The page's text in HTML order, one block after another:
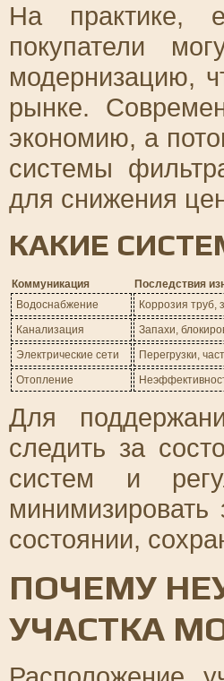
На практике,
покупатели
модернизацию,
рынке.
экономию, а
системы
для снижения
КАКИЕ
Коммуникация
Последствия
Водоснабжение
Коррозия труб,
Канализация
Запахи,
Электрические сети
Перегрузки,
Отопление
Для
следить за
систем и
состоянии,
ПОЧЕМУ
УЧАСТКА